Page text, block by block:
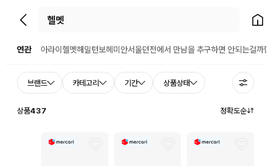
뒤로가기 홈으
연관 아라이헬멧해밀턴보헤미안서울던전에서 만남을 추구하면 안되는걸까
브랜드 카테고리 기간 상품상태
상품437 정확도순